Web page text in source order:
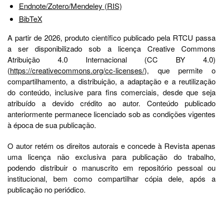
Endnote/Zotero/Mendeley (RIS)
BibTeX
A partir de 2026, produto científico publicado pela RTCU passa
a ser disponibilizado sob a licença Creative Commons
Atribuição 4.0 Internacional (CC BY 4.0)
(https://creativecommons.org/cc-licenses/), que permite o
compartilhamento, a distribuição, a adaptação e a reutilização
do conteúdo, inclusive para fins comerciais, desde que seja
atribuído a devido crédito ao autor. Conteúdo publicado
anteriormente permanece licenciado sob as condições vigentes
à época de sua publicação.
O autor retém os direitos autorais e concede à Revista apenas
uma licença não exclusiva para publicação do trabalho,
podendo distribuir o manuscrito em repositório pessoal ou
institucional, bem como compartilhar cópia dele, após a
publicação no periódico.